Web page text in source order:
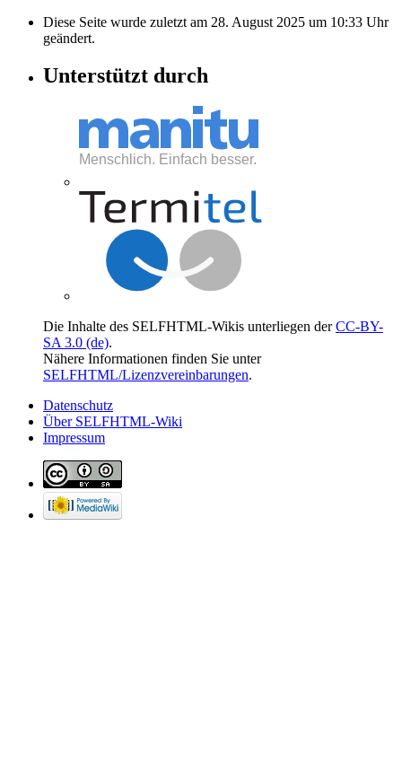
Diese Seite wurde zuletzt am 28. August 2025 um 10:33 Uhr
geändert.
Unterstützt durch
Die Inhalte des SELFHTML-Wikis unterliegen derCC-BY-
SA 3.0 (de).
Nähere Informationen finden Sie unter
SELFHTML/Lizenzvereinbarungen.
Datenschutz
Über SELFHTML-Wiki
Impressum